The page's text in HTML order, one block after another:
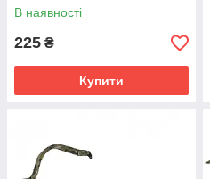
В наявності
225 ₴
Купити